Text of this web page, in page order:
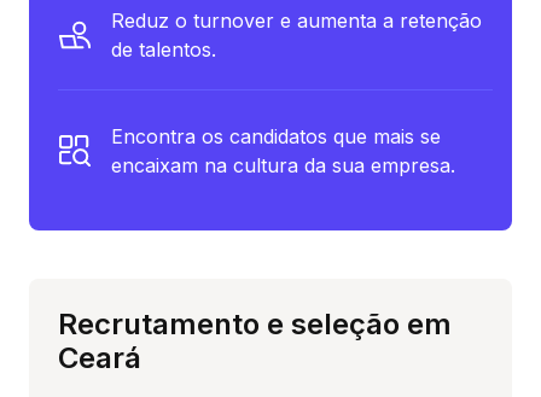
Reduz o turnover e aumenta a retenção
de talentos.
Encontra os candidatos que mais se
encaixam na cultura da sua empresa.
Recrutamento e seleção em
Ceará